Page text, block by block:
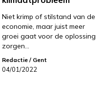
Niet krimp of stilstand van de
economie, maar juist meer
groei gaat voor de oplossing
zorgen…
Redactie / Gent
04/01/2022